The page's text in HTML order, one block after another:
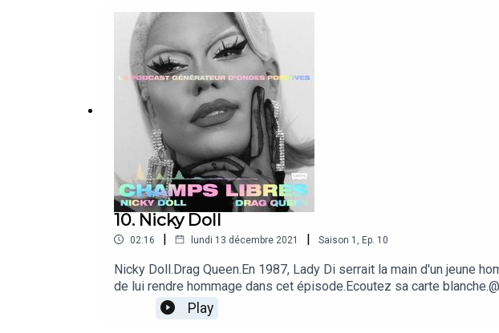
positives.
10. Nicky Doll
02:16 | lundi 13 décembre 2021 | Saison 1 Ep. 10
Nicky Doll.Drag Queen.En 1987, Lady Di serrait la main d'un jeune
de lui rendre hommage dans cet épisode.Ecoutez sa carte
Play